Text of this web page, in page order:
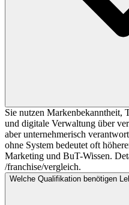
Sie nutzen Markenbekanntheit,
und digitale Verwaltung über
aber unternehmerisch
ohne System bedeutet oft
Marketing und BuT-Wissen.
/franchise/vergleich.
Welche Qualifikation benötigen